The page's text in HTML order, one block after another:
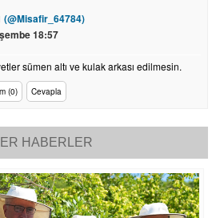
(@Misafir_64784)
18:57
sümen altı ve kulak arkası edilmesin.
(0) Cevapla
HABERLER